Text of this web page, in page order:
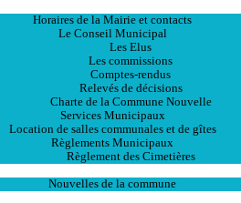
Horaires de la Mairie et contacts
Le Conseil Municipal
Les Elus
Les commissions
Comptes-rendus
Relevés de décisions
Charte de la Commune Nouvelle
Services Municipaux
Location de salles communales et de gîtes
Règlements Municipaux
Règlement des Cimetières
Nouvelles de la commune